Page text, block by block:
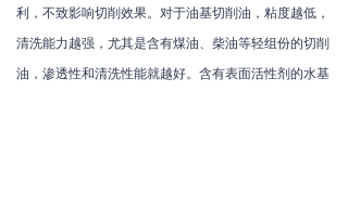
利，不致影响切削效果。对于油基切削油，粘度越低，
清洗能力越强，尤其是含有煤油、柴油等轻组份的切削
油，渗透性和清洗性能就越好。含有表面活性剂的水基